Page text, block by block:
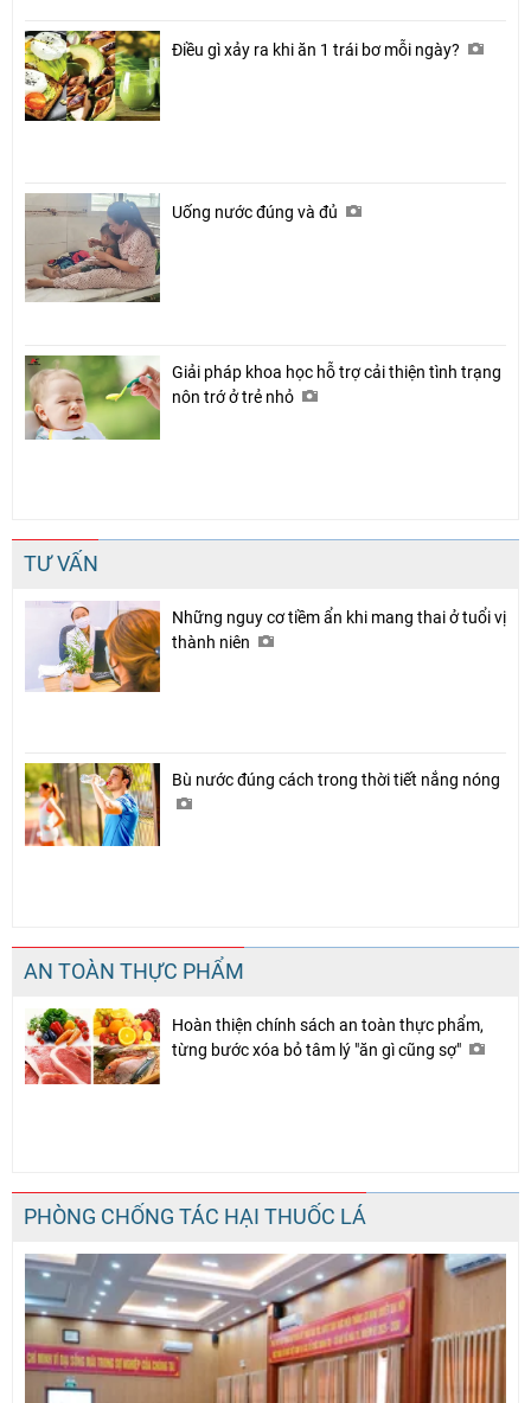
Điều gì xảy ra khi ăn 1 trái bơ mỗi ngày?
Uống nước đúng và đủ
Giải pháp khoa học hỗ trợ cải thiện tình trạng
nôn trớ ở trẻ nhỏ
TƯ VẤN
Những nguy cơ tiềm ẩn khi mang thai ở tuổi vị
thành niên
Bù nước đúng cách trong thời tiết nắng nóng
AN TOÀN THỰC PHẨM
Hoàn thiện chính sách an toàn thực phẩm,
từng bước xóa bỏ tâm lý "ăn gì cũng sợ"
PHÒNG CHỐNG TÁC HẠI THUỐC LÁ